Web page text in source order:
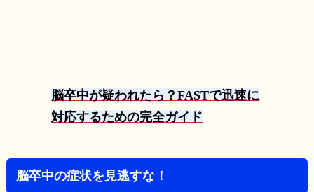
脳卒中が疑われたら？FASTで迅速に
対応するための完全ガイド
脳卒中の症状を見逃すな！